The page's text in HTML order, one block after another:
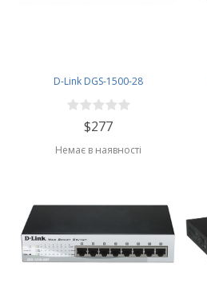
D-Link DGS-1500-28
$277
Немає в наявності